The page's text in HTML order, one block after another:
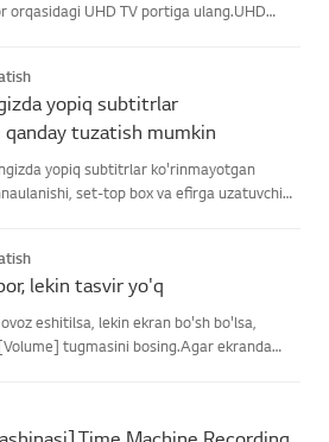
orqasidagi UHD TV portiga ulang.UHD
yopiq subtitrlar
tuzatish mumkin
yopiq subtitrlar ko'rinmayotgan
set-top box va efirga uzatuvchi
lekin tasvir yo'q
eshitilsa, lekin ekran bo'sh bo'lsa,
tugmasini bosing.Agar ekranda
quril...